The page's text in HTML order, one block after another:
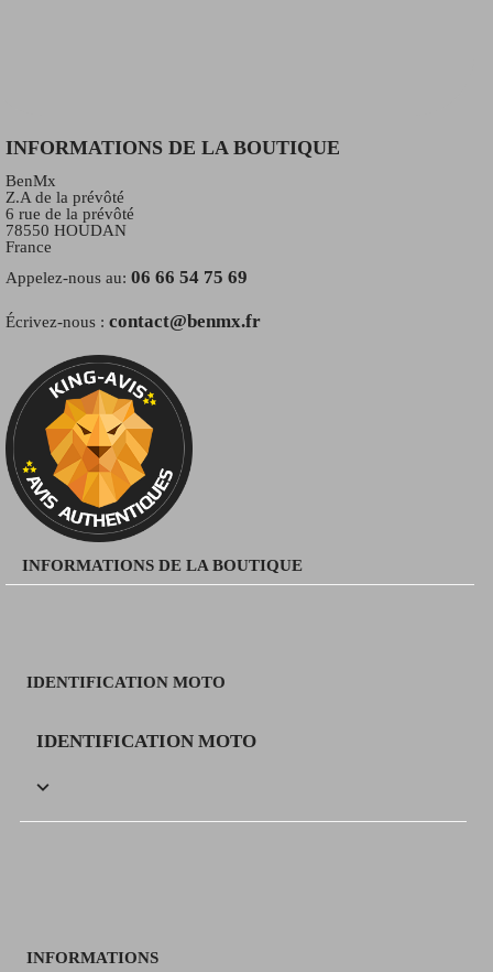
INFORMATIONS DE LA BOUTIQUE
BenMx
Z.A de la prévôté
6 rue de la prévôté
78550 HOUDAN
France
Appelez-nous au: 06 66 54 75 69
Écrivez-nous : contact@benmx.fr
INFORMATIONS DE LA BOUTIQUE
IDENTIFICATION MOTO
IDENTIFICATION MOTO

INFORMATIONS